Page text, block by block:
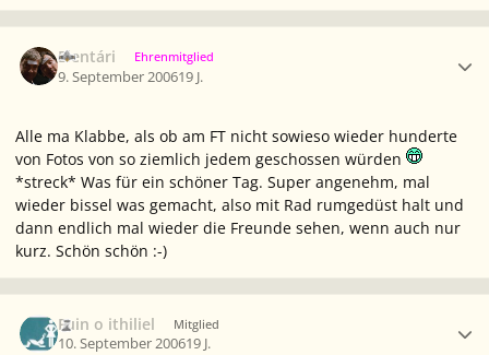
Elentári Ehrenmitglied
9. September 200619 J.
Alle ma Klabbe, als ob am FT nicht sowieso wieder hunderte
von Fotos von so ziemlich jedem geschossen würden
*streck* Was für ein schöner Tag. Super angenehm, mal
wieder bissel was gemacht, also mit Rad rumgedüst halt und
dann endlich mal wieder die Freunde sehen, wenn auch nur
kurz. Schön schön :-)
Fuin o ithiliel Mitglied
10. September 200619 J.